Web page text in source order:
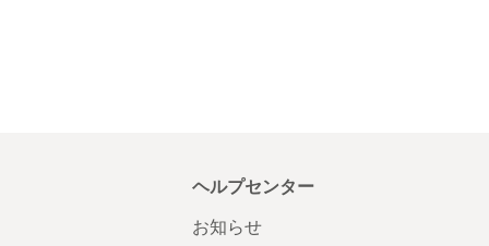
ヘルプセンター
お知らせ